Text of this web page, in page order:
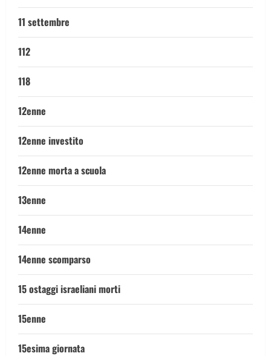
11 settembre
112
118
12enne
12enne investito
12enne morta a scuola
13enne
14enne
14enne scomparso
15 ostaggi israeliani morti
15enne
15esima giornata